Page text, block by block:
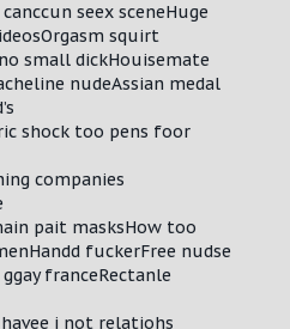
seex sceneHuge
squirt
small dickHouisemate
nudeAssian medal
shock too pens foor
companies
pait masksHow too
fuckerFree nudse
franceRectanle
i not relatiohs